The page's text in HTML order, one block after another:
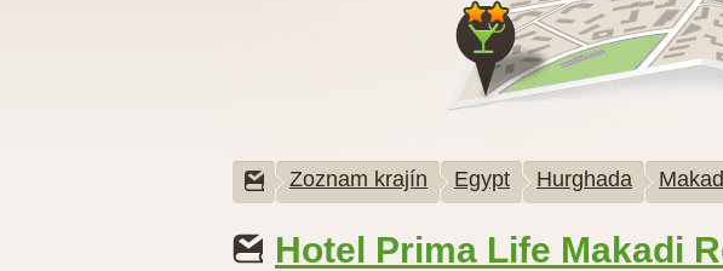
Zoznam krajín Egypt Hurghada
Hotel Prima Life Makadi